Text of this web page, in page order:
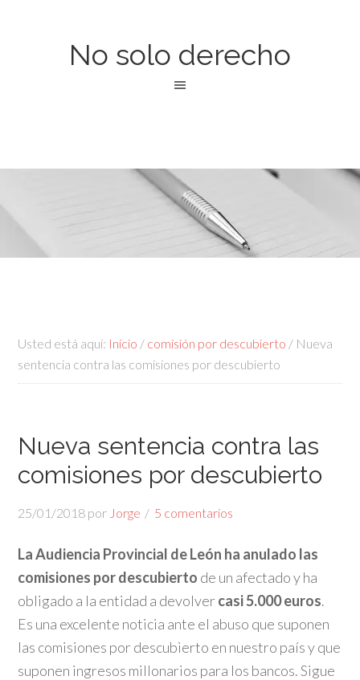
No solo derecho
Usted está aquí: Inicio / comisión por descubierto / Nueva
sentencia contra las comisiones por descubierto
Nueva sentencia contra las
comisiones por descubierto
25/01/2018 por Jorge 5 comentarios
La Audiencia Provincial de León ha anulado las
comisiones por descubierto de un afectado y ha
obligado a la entidad a devolvercasi 5.000 euros.
Es una excelente noticia ante el abuso que suponen
las comisiones por descubierto en nuestro país y que
suponen ingresos millonarios para los bancos. Sigue